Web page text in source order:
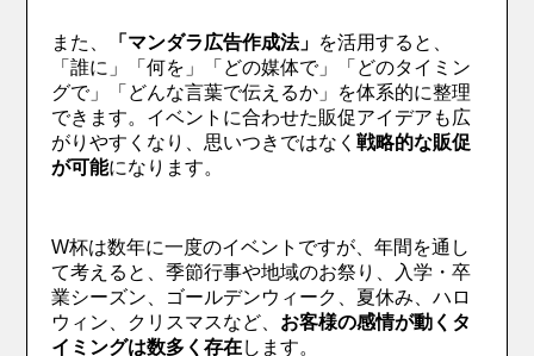
また、 「マンダラ広告作成法」 を活用すると、
「誰に」「何を」「どの媒体で」「どのタイミン
グで」「どんな言葉で伝えるか」を体系的に整理
できます。イベントに合わせた販促アイデアも広
がりやすくなり、思いつきではなく戦略的な販促
が可能になります。
W杯は数年に一度のイベントですが、年間を通し
て考えると、季節行事や地域のお祭り、入学・卒
業シーズン、ゴールデンウィーク、夏休み、ハロ
ウィン、クリスマスなど、 お客様の感情が動くタ
イミングは数多く存在します。